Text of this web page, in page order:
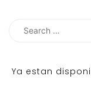
Search
Ya estan